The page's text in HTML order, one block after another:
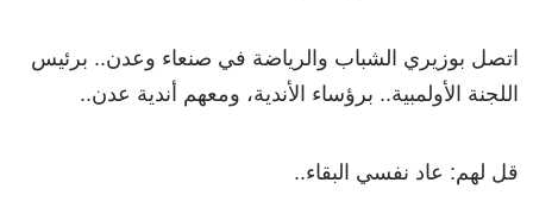
اتصل بوزيري الشباب والرياضة في صنعاء وعدن.. برئيس
اللجنة الأولمبية.. برؤساء الأندية، ومعهم أندية عدن..
قل لهم: عاد نفسي البقاء..